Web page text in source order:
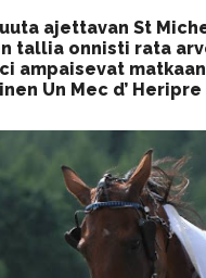
ajettavan St
tallia onnisti rata
ampaisevat
Un Mec d’